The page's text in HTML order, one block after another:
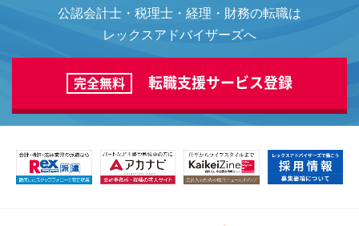
公認会計士・税理士・経理・財務の転職は
レックスアドバイザーズへ
完全無料 転職支援サービス登録